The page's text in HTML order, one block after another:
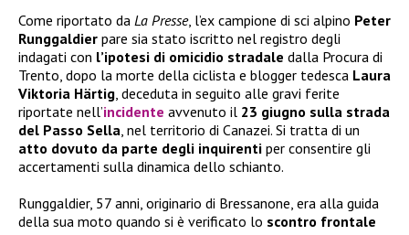
Come riportato da La Presse, l’ex campione di sci alpino Peter
Runggaldier pare sia stato iscritto nel registro degli
indagati con l’ipotesi di omicidio stradale dalla Procura di
Trento, dopo la morte della ciclista e blogger tedesca Laura
Viktoria Härtig , deceduta in seguito alle gravi ferite
riportate nell’incidente avvenuto il 23 giugno sulla strada
del Passo Sella , nel territorio di Canazei. Si tratta di un
atto dovuto da parte degli inquirenti per consentire gli
accertamenti sulla dinamica dello schianto.
Runggaldier, 57 anni, originario di Bressanone, era alla guida
della sua moto quando si è verificato lo scontro frontale